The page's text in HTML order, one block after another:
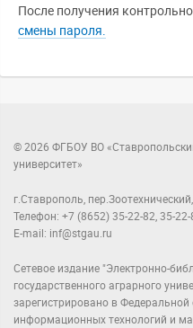
После получения
смены пароля.
© 2026 ФГБОУ ВО
университет»
г.Ставрополь,
Телефон: +7 (8652) 35-22-82, 35-22-
E-mail: inf@stgau.ru
Сетевое издание "Электронно-
государственного аграрного
зарегистрировано в
информационных технологий и